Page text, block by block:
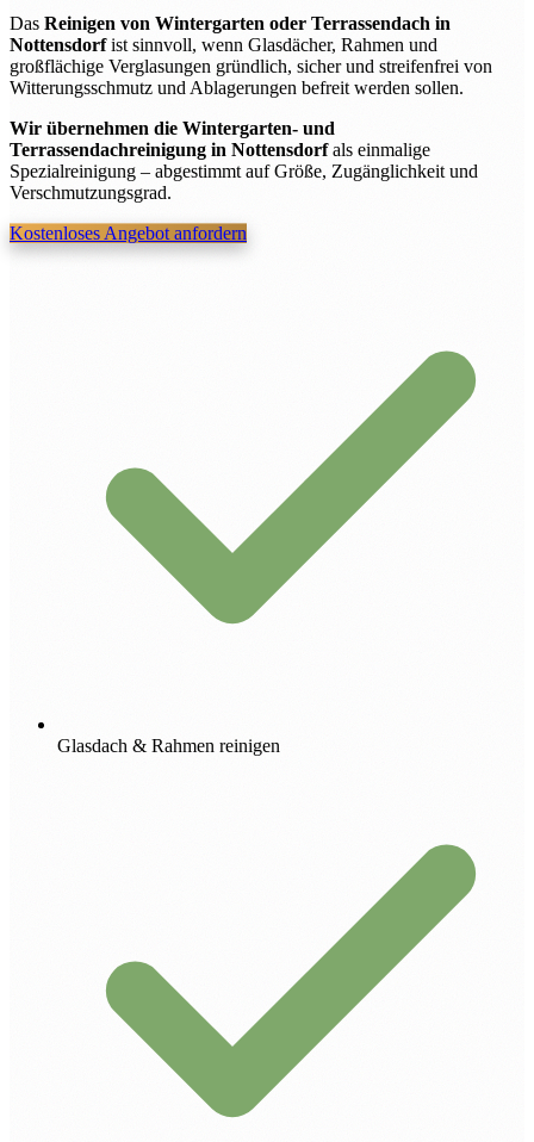
Das Reinigen von Wintergarten oder Terrassendach in
Nottensdorfist sinnvoll, wenn Glasdächer, Rahmen und
großflächige Verglasungen gründlich, sicher und streifenfrei von
Witterungsschmutz und Ablagerungen befreit werden sollen.
Wir übernehmen die Wintergarten- und
Terrassendachreinigung in Nottensdorfals einmalige
Spezialreinigung – abgestimmt auf Größe, Zugänglichkeit und
Verschmutzungsgrad.
Kostenloses Angebot anfordern
Glasdach & Rahmen reinigen